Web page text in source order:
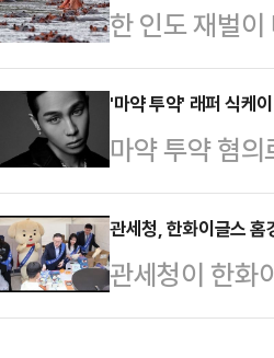
에 거액의 부
로 드러났다.…
으로 인천국제
한 최씨는 공
약 밀반입 혐
거냐" 등 혐의
답변을…
한 인도 재벌
놓이자 보호
르면 아시아
아 정부가 살
반타라로 옮겨
르가 불법 반
수가 급증했다
민 안전에 영
'마약 투약' 래퍼 식케
마약 투약 혐
도 집행유예를
부장판사)는
예 2년을 받은
"마약 범죄 재
관세청, 한화이글스 홈
관세청이 한화
소통을 실시했